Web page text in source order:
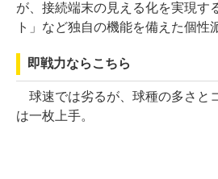
が、接続端末の見える化を実現す
ト」など独自の機能を備えた個性
即戦力ならこちら
球速では劣るが、球種の多さと
は一枚上手。